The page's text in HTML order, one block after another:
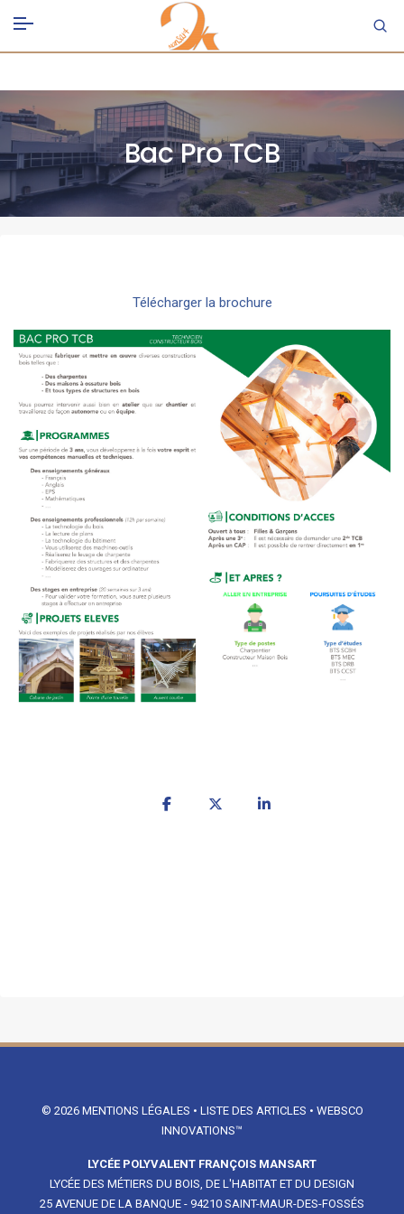
Bac Pro TCB
Télécharger la brochure
© 2026 MENTIONS LÉGALES • LISTE DES ARTICLES • WEBSCO
INNOVATIONS™
LYCÉE POLYVALENT FRANÇOIS MANSART
LYCÉE DES MÉTIERS DU BOIS, DE L'HABITAT ET DU DESIGN
25 AVENUE DE LA BANQUE - 94210 SAINT-MAUR-DES-FOSSÉS